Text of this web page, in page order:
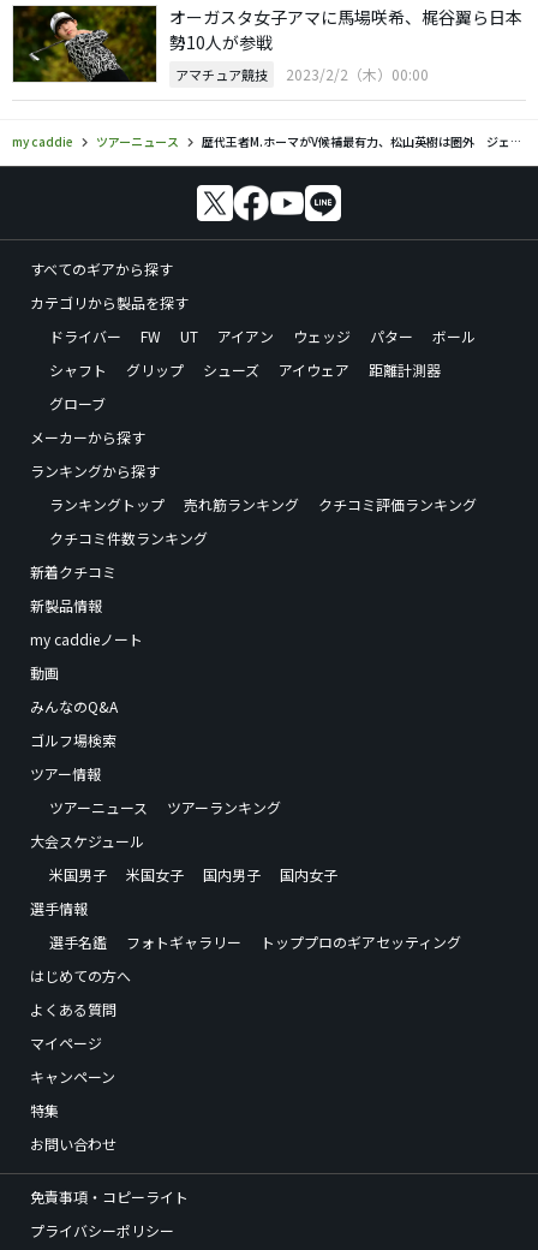
オーガスタ女子アマに馬場咲希、梶谷翼ら日本
勢10人が参戦
アマチュア競技 2023/2/2（木）00:00
my caddie ツアーニュース 歴代王者M.ホーマがV候補最有力、松山英樹は圏外 ジェネシス招待
すべてのギアから探す
カテゴリから製品を探す
ドライバー
FW UT アイアン ウェッジ パター
ボール
シャフト
グリップ シューズ アイウェア
距離計測器
グローブ
メーカーから探す
ランキングから探す
ランキングトップ
売れ筋ランキング
クチコミ評価ランキング
クチコミ件数ランキング
新着クチコミ
新製品情報
my caddieノート
動画
みんなのQ&A
ゴルフ場検索
ツアー情報
ツアーニュース
ツアーランキング
大会スケジュール
米国男子
米国女子 国内男子
国内女子
選手情報
選手名鑑
フォトギャラリー
トッププロのギアセッティング
はじめての方へ
よくある質問
マイページ
キャンペーン
特集
お問い合わせ
免責事項・コピーライト
プライバシーポリシー